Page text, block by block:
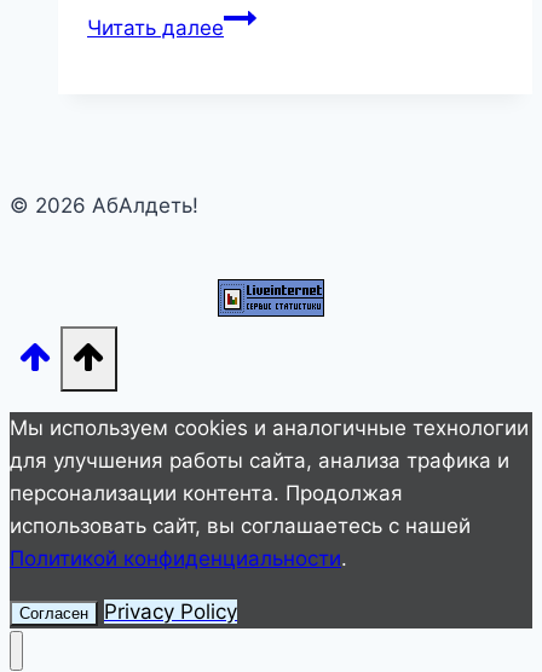
Читать далееТолько
© 2026 АбАлдеть!
Мы используем cookies и аналогичные технологии
для улучшения работы сайта, анализа трафика и
персонализации контента. Продолжая
использовать сайт, вы соглашаетесь с нашей
Политикой конфиденциальности.
Согласен Privacy Policy